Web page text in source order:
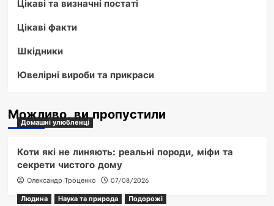
Цікаві та визначні постаті
Цікаві факти
Шкідники
Ювелірні вироби та прикраси
Можливо, ви пропустили
Домашні улюбленці
Коти які не линяють: реальні породи, міфи та
секрети чистого дому
Олександр Троценко
07/08/2026
Людина
Наука та природа Подорожі